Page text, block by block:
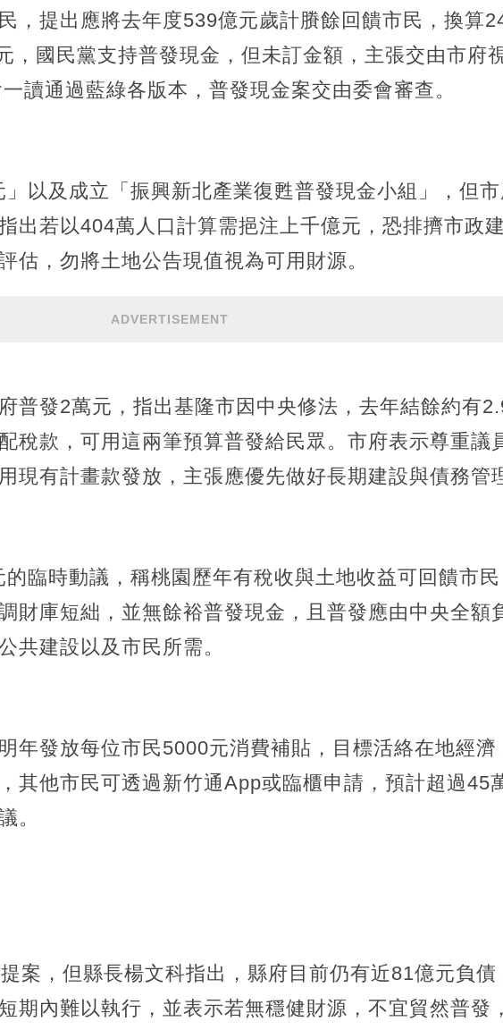
，提出應將去年度539億元歲計賸餘回饋市民，換算
，國民黨支持普發現金，但未訂金額，主張交由市府
讀通過藍綠各版本，普發現金案交由委會審查。
以及成立「振興新北產業復甦普發現金小組」，但
出若以404萬人口計算需挹注上千億元，恐排擠市政
估，勿將土地公告現值視為可用財源。
ADVERTISEMENT
普發2萬元，指出基隆市因中央修法，去年結餘約有
稅款，可用這兩筆預算普發給民眾。市府表示尊重議
現有計畫款發放，主張應優先做好長期建設與債務管
臨時動議，稱桃園歷年有稅收與土地收益可回饋市
財庫短絀，並無餘裕普發現金，且普發應由中央全額
共建設以及市民所需。
年發放每位市民5000元消費補貼，目標活絡在地經濟
其他市民可透過新竹通App或臨櫃申請，預計超過45
。
案，但縣長楊文科指出，縣府目前仍有近81億元負債
期內難以執行，並表示若無穩健財源，不宜貿然普發